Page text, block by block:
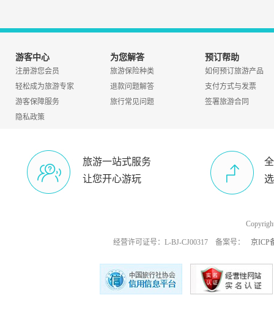
游客中心
注册游您会员
轻松成为旅游专家
游客保障服务
隐私政策
为您解答
旅游保险种类
退款问题解答
旅行常见问题
预订帮助
如何预订旅游产品
支付方式与发票
签署旅游合同
旅游一站式服务
让您开心游玩
经营许可证号：L-BJ-CJ00317 备案号： 京ICP